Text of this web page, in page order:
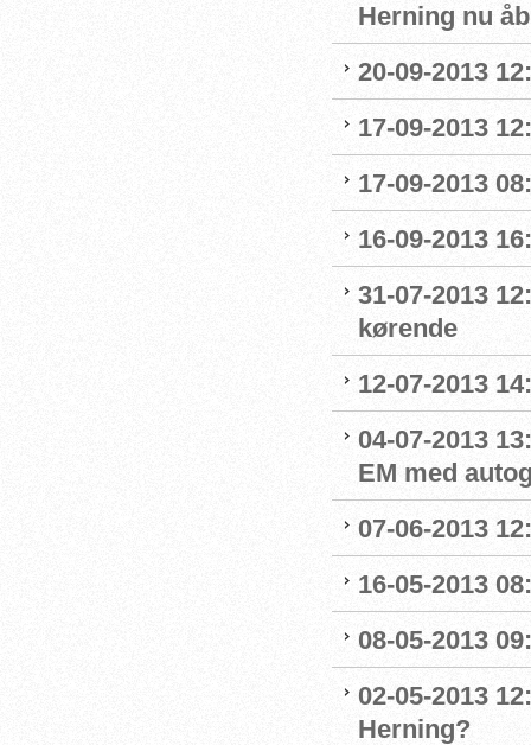
Herning nu
20-09-2013
17-09-2013
17-09-2013
16-09-2013
31-07-2013
kørende
12-07-2013
04-07-2013
EM med
07-06-2013
16-05-2013
08-05-2013
02-05-2013
Herning?